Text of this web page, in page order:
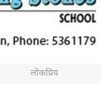
लोकप्रिय